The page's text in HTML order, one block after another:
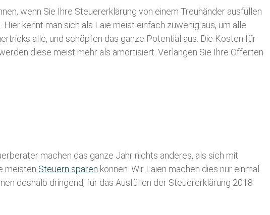
wenn Sie Ihre Steuererklärung von einem Treuhänder ausfüllen
kennt man sich als Laie meist einfach zuwenig aus, um alle
alle, und schöpfen das ganze Potential aus. Die Kosten für
diese meist mehr als amortisiert. Verlangen Sie Ihre Offerten
machen das ganze Jahr nichts anderes, als sich mit
meisten Steuern sparen können. Wir Laien machen dies nur einmal
deshalb dringend, für das Ausfüllen der Steuererklärung 2018